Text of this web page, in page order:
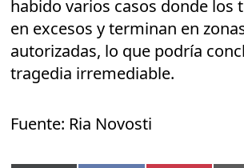
habido varios casos donde los
en excesos y terminan en
autorizadas, lo que podría
tragedia irremediable.
Fuente: Ria Novosti